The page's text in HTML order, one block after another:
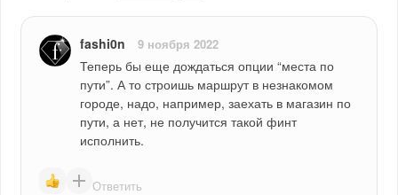
fashi0n 9 ноября 2022
Теперь бы еще дождаться опции “места по
пути”. А то строишь маршрут в незнакомом
городе, надо, например, заехать в магазин по
пути, а нет, не получится такой финт
исполнить.
Ответить